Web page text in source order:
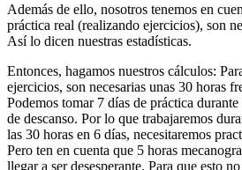
Además de ello, nosotros tenemos en
práctica real (realizando ejercicios), son
Así lo dicen nuestras estadísticas.
Entonces, hagamos nuestros cálculos:
ejercicios, son necesarias unas 30 horas
Podemos tomar 7 días de práctica
de descanso. Por lo que trabajaremos
las 30 horas en 6 días, necesitaremos
Pero ten en cuenta que 5 horas
llegar a ser desesperante. Para que esto